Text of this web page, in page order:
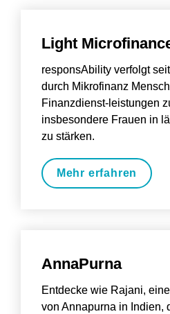
Light
responsAbility verfolgt
durch Mikrofinanz
Finanzdienst-leistungen
insbesondere Frauen in
zu stärken.
Mehr erfahren
AnnaPurna
Entdecke wie Rajani,
von Annapurna in Indien,